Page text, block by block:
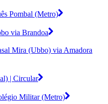
Pombal (Metro)
via Brandoa
Mira (Ubbo) via Amadora
| Circular
Militar (Metro)